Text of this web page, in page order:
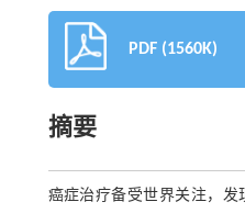
PDF (1560K)
摘要
癌症治疗备受世界关注，发